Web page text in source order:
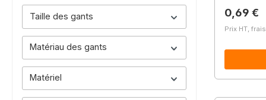
Taille des gants
Matériau des gants
Matériel
Prix
0,69 €
Prix HT,